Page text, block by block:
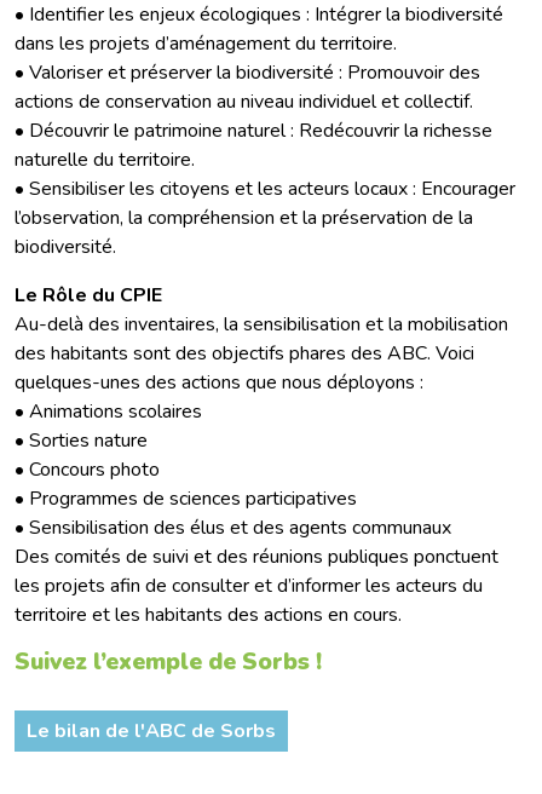
• Identifier les enjeux écologiques : Intégrer la biodiversité
dans les projets d’aménagement du territoire.
• Valoriser et préserver la biodiversité : Promouvoir des
actions de conservation au niveau individuel et collectif.
• Découvrir le patrimoine naturel : Redécouvrir la richesse
naturelle du territoire.
• Sensibiliser les citoyens et les acteurs locaux : Encourager
l’observation, la compréhension et la préservation de la
biodiversité.
Le Rôle du CPIE
Au-delà des inventaires, la sensibilisation et la mobilisation
des habitants sont des objectifs phares des ABC. Voici
quelques-unes des actions que nous déployons :
• Animations scolaires
• Sorties nature
• Concours photo
• Programmes de sciences participatives
• Sensibilisation des élus et des agents communaux
Des comités de suivi et des réunions publiques ponctuent
les projets afin de consulter et d’informer les acteurs du
territoire et les habitants des actions en cours.
Suivez l’exemple de Sorbs !
Le bilan de l'ABC de Sorbs